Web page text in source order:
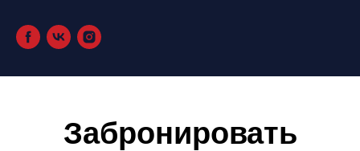
Забронировать